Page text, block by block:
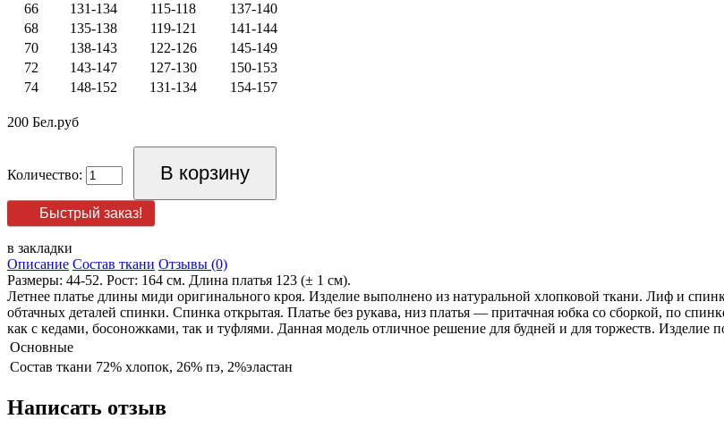
66
131-134 115-118
137-140
68
135-138 119-121
141-144
70
138-143 122-126
145-149
72
143-147 127-130
150-153
74
148-152 131-134 154-157
200 Бел.руб
Количество:
Быстрый заказ!
в закладки
Описание Состав ткани Отзывы (0)
Размеры: 44-52. Рост: 164 см. Длина платья 123 (± 1 см).
Летнее платье длины миди оригинального кроя. Изделие выполнено из натуральной хлопковой ткани. Лиф и
обтачных деталей спинки. Спинка открытая. Платье без рукава, низ платья — притачная юбка со сборкой, по
как с кедами, босоножками, так и туфлями. Данная модель отличное решение для будней и для торжеств. Изделие
Основные
Состав ткани 72% хлопок, 26% пэ, 2%эластан
Написать отзыв